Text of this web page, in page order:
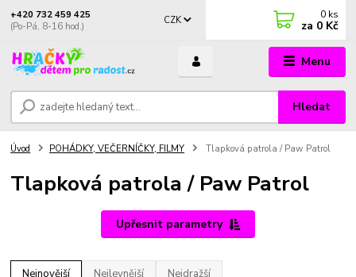
Menu
CZK
Hledat
+420 732 459 425
(Po-Pá, 8-16 hod.)
0 ks
za 0 Kč
Úvod POHÁDKY, VEČERNÍČKY, FILMY Tlapková patrola / Paw Patrol
Tlapková patrola / Paw Patrol
Upřesnit parametry
Nejnovější Nejlevnější Nejdražší